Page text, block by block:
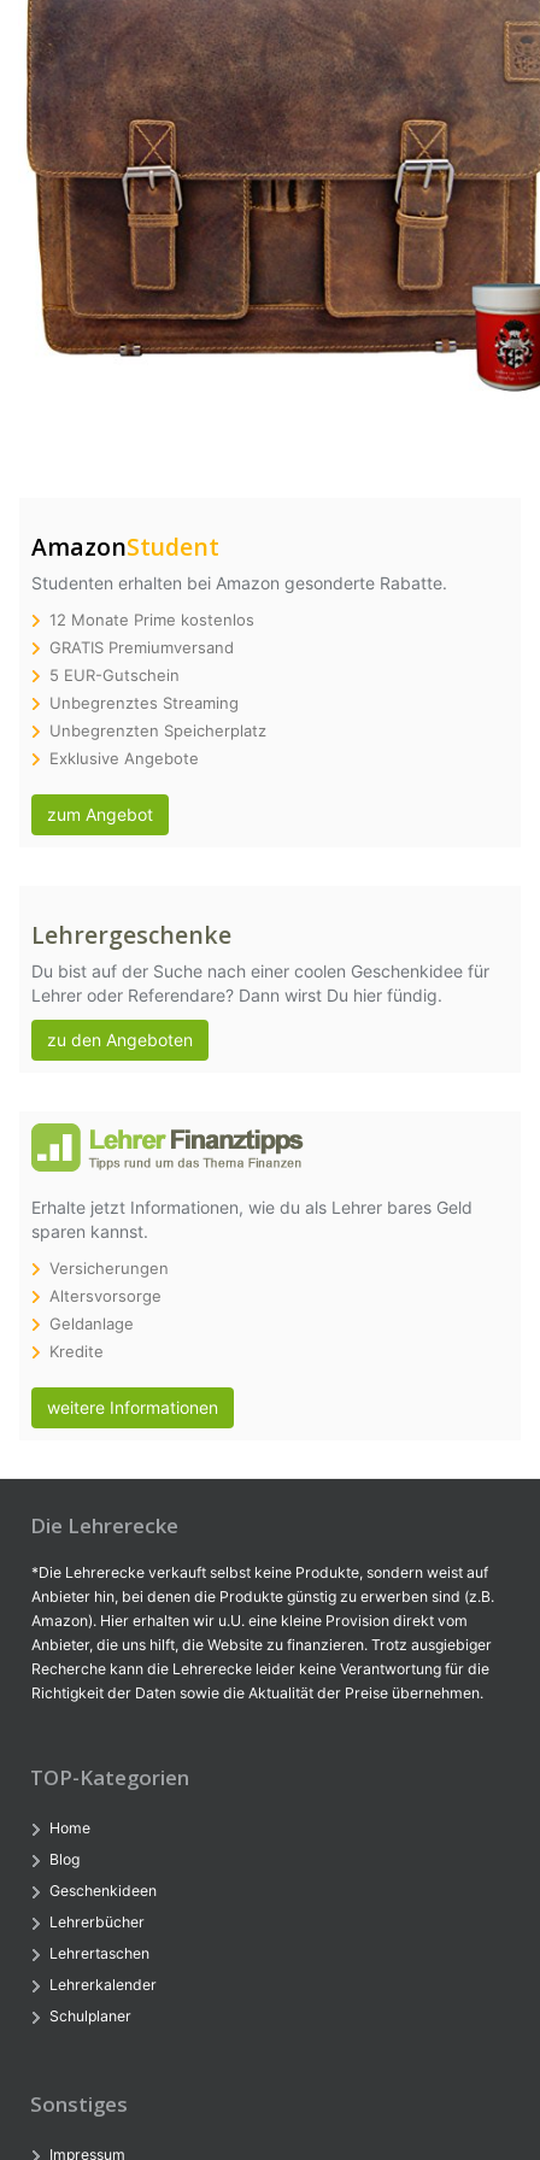
AmazonStudent
Studenten erhalten bei Amazon gesonderte Rabatte.
12 Monate Prime kostenlos
GRATIS Premiumversand
5 EUR-Gutschein
Unbegrenztes Streaming
Unbegrenzten Speicherplatz
Exklusive Angebote
zum Angebot
Lehrergeschenke
Du bist auf der Suche nach einer coolen Geschenkidee für
Lehrer oder Referendare? Dann wirst Du hier fündig.
zu den Angeboten
Erhalte jetzt Informationen, wie du als Lehrer bares Geld
sparen kannst.
Versicherungen
Altersvorsorge
Geldanlage
Kredite
weitere Informationen
Die Lehrerecke
*Die Lehrerecke verkauft selbst keine Produkte, sondern weist auf
Anbieter hin, bei denen die Produkte günstig zu erwerben sind (z.B.
Amazon). Hier erhalten wir u.U. eine kleine Provision direkt vom
Anbieter, die uns hilft, die Website zu finanzieren. Trotz ausgiebiger
Recherche kann die Lehrerecke leider keine Verantwortung für die
Richtigkeit der Daten sowie die Aktualität der Preise übernehmen.
TOP-Kategorien
Home
Blog
Geschenkideen
Lehrerbücher
Lehrertaschen
Lehrerkalender
Schulplaner
Sonstiges
Impressum